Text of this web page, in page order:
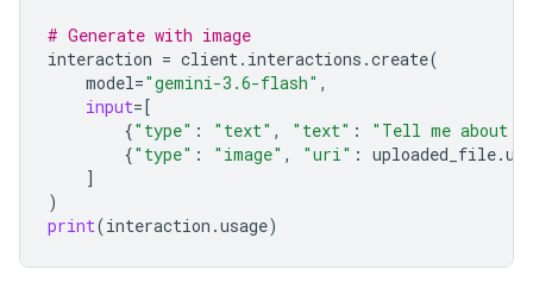
# Generate with image
interaction = client. interactions .create(
model="gemini-3.6-flash" ,
input=[
{"type" : "text" , "text" :
"Tell me about
{"type" : "image" , "uri" : uploaded_file.uri
]
)
print(interaction .usage)